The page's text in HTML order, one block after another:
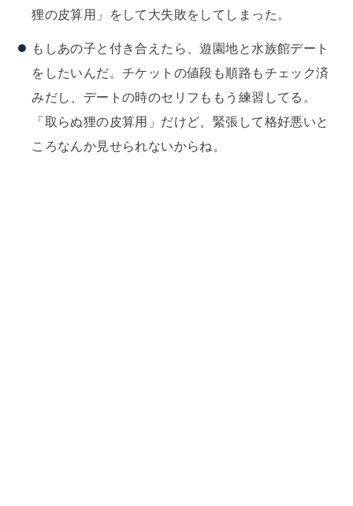
狸の皮算用」をして大失敗をしてしまった。
もしあの子と付き合えたら、遊園地と水族館デート
をしたいんだ。チケットの値段も順路もチェック済
みだし、デートの時のセリフももう練習してる。
「取らぬ狸の皮算用」だけど、緊張して格好悪いと
ころなんか見せられないからね。